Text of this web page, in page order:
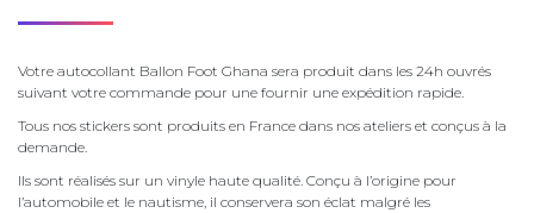
Votre autocollant Ballon Foot Ghana sera produit dans les 24h ouvrés
suivant votre commande pour une fournir une expédition rapide.
Tous nos stickers sont produits en France dans nos ateliers et conçus à la
demande.
Ils sont réalisés sur un vinyle haute qualité. Conçu à l’origine pour
l’automobile et le nautisme, il conservera son éclat malgré les